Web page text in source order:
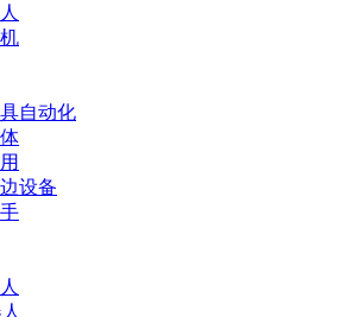
自动化
设备